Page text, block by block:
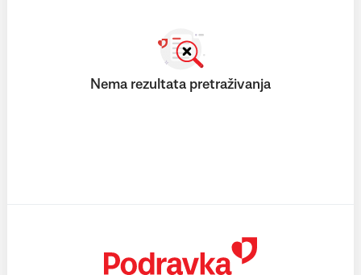
Nema rezultata pretraživanja